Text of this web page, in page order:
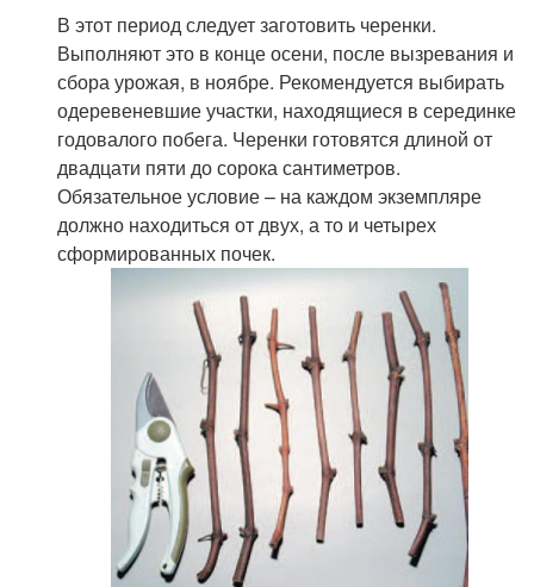
В этот период следует заготовить черенки.
Выполняют это в конце осени, после вызревания и
сбора урожая, в ноябре. Рекомендуется выбирать
одеревеневшие участки, находящиеся в серединке
годовалого побега. Черенки готовятся длиной от
двадцати пяти до сорока сантиметров.
Обязательное условие – на каждом экземпляре
должно находиться от двух, а то и четырех
сформированных почек.